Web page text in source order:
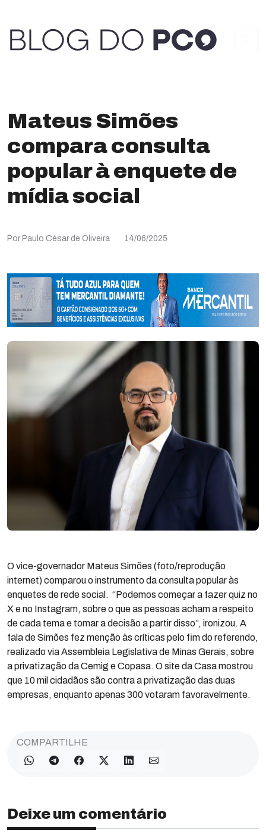
Mateus Simões
compara consulta
popular à enquete de
mídia social
Por Paulo César de Oliveira 14/06/2025
O vice-governador Mateus Simões (foto/reprodução
internet) comparou o instrumento da consulta popular às
enquetes de rede social. “Podemos começar a fazer quiz no
X e no Instagram, sobre o que as pessoas acham a respeito
de cada tema e tomar a decisão a partir disso”, ironizou. A
fala de Simões fez menção às críticas pelo fim do referendo,
realizado via Assembleia Legislativa de Minas Gerais, sobre
a privatização da Cemig e Copasa. O site da Casa mostrou
que 10 mil cidadãos são contra a privatização das duas
empresas, enquanto apenas 300 votaram favoravelmente.
COMPARTILHE
Deixe um comentário